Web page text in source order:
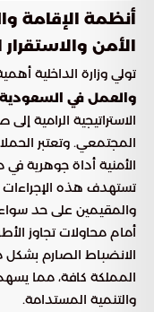
أنظمة الإقامة
الأمن
تولي وزارة الداخلية
والعمل في السعودية
الاستراتيجية الرامية
المجتمعي. وتعتبر
الأمنية أداة جوهرية
تستهدف هذه
والمقيمين على حد
أمام محاولات تجاوز
الانضباط الصارم
المملكة كافة، مما
والتنمية المستدامة.